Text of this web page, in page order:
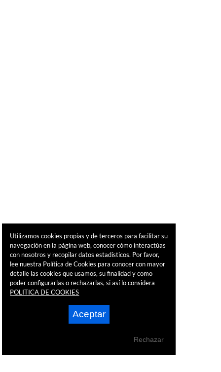
Utilizamos cookies propias y de terceros para facilitar su
navegación en la página web, conocer cómo interactúas
con nosotros y recopilar datos estadísticos. Por favor,
lee nuestra Política de Cookies para conocer con mayor
detalle las cookies que usamos, su finalidad y como
poder configurarlas o rechazarlas, si así lo considera
POLITICA DE COOKIES
Aceptar
Rechazar